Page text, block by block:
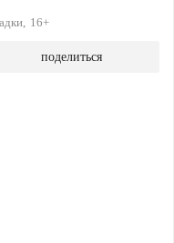
16+
поделиться